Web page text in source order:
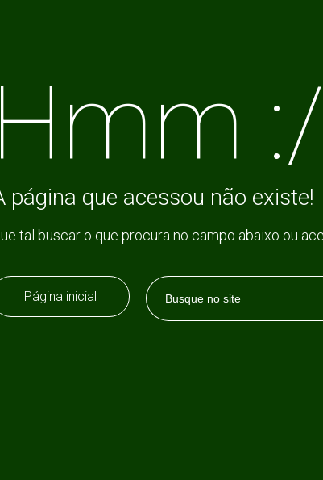
Hmm :/
página que acessou não existe!
tal buscar o que procura no campo abaixo ou
Página inicial